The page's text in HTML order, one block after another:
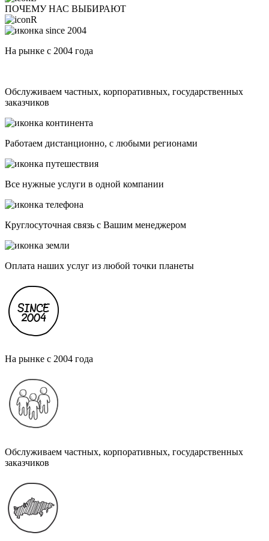
ПОЧЕМУ НАС ВЫБИРАЮТ
На рынке с 2004 года
Обслуживаем частных, корпоративных, государственных
заказчиков
Работаем дистанционно, с любыми регионами
Все нужные услуги в одной компании
Круглосуточная связь с Вашим менеджером
Оплата наших услуг из любой точки планеты
На рынке с 2004 года
Обслуживаем частных, корпоративных, государственных
заказчиков